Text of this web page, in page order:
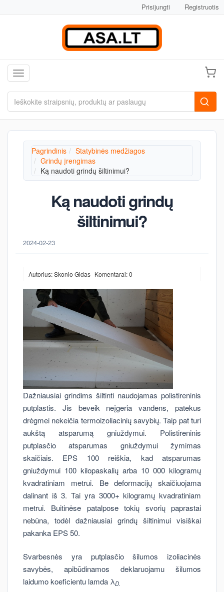
Prisijungti Registruotis
Toggle navigation
Pagrindinis
Statybinės medžiagos
Grindų įrengimas
Ką naudoti grindų šiltinimui?
Ką naudoti grindų
šiltinimui?
2024-02-23
Autorius: Skonio Gidas Komentarai: 0
Dažniausiai grindims šiltinti naudojamas polistireninis
putplastis. Jis beveik neįgeria vandens, patekus
drėgmei nekeičia termoizoliacinių savybių. Taip pat turi
aukštą atsparumą gniuždymui. Polistireninis
putplasčio atsparumas gniuždymui žymimas
skaičiais. EPS 100 reiškia, kad atsparumas
gniuždymui 100 kilopaskalių arba 10 000 kilogramų
kvadratiniam metrui. Be deformacijų skaičiuojama
dalinant iš 3. Tai yra 3000+ kilogramų kvadratiniam
metrui. Buitinėse patalpose tokių svorių paprastai
nebūna, todėl dažniausiai grindų šiltinimui visiškai
pakanka EPS 50.
Svarbesnės yra putplasčio šilumos izoliacinės
savybės, apibūdinamos deklaruojamu šilumos
laidumo koeficientu lamda λD.